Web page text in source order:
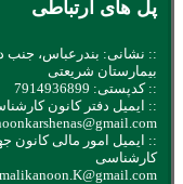
پل های ارتباطی
:: نشانی: بندرعباس، جنب
بیمارستان شریعتی
:: کدپستی: 7914936899
:: ایمیل دفتر کانون
:: ایمیل امور مالی
کارشناسی
malikanoon.K@gmail.com